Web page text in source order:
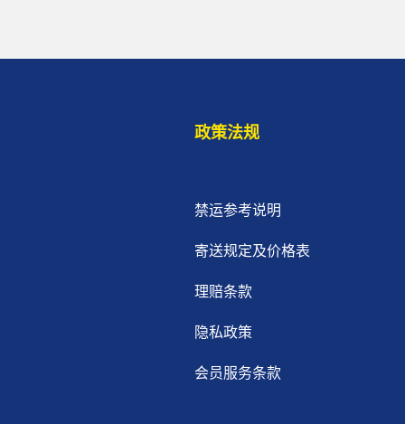
政策法规
禁运参考说明
寄送规定及价格表
理赔条款
隐私政策
会员服务条款